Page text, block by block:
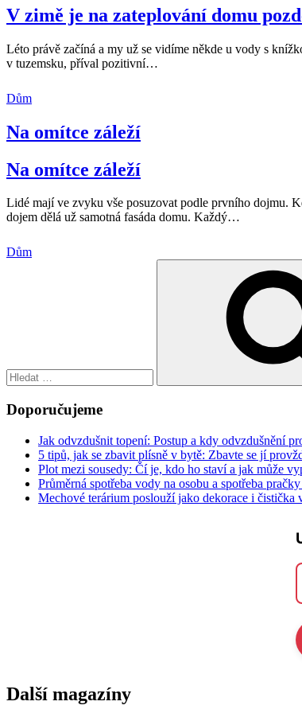
V zimě je na zateplování domu
Léto právě začíná a my už se vidíme někde u vody s
v tuzemsku, příval pozitivní…
Dům
Na omítce záleží
Na omítce záleží
Lidé mají ve zvyku vše posuzovat podle prvního dojmu.
dojem dělá už samotná fasáda domu. Každý…
Dům
Doporučujeme
Jak odvzdušnit topení: Postup a kdy odvzdušnění
5 tipů, jak se zbavit plísně v bytě: Zbavte se jí
Plot mezi sousedy: Čí je, kdo ho staví a jak může
Průměrná spotřeba vody na osobu a spotřeba
Mechové terárium poslouží jako dekorace i čistička
Další magazíny